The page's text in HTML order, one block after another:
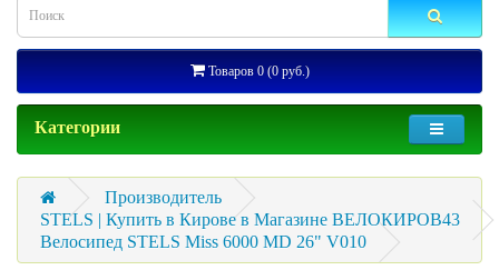
Товаров 0 (0 руб.)
Категории
Производитель
STELS | Купить в Кирове в Магазине ВЕЛОКИРОВ43
Велосипед STELS Miss 6000 MD 26" V010